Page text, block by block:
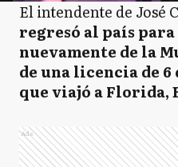
El intendente de José
regresó al país
nuevamente de la
de una licencia de
que viajó a Florida,
Ads